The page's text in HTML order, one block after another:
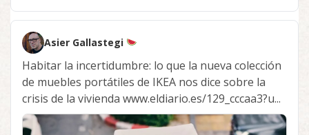
Asier Gallastegi
Habitar la incertidumbre: lo que la nueva colección
de muebles portátiles de IKEA nos dice sobre la
crisis de la vivienda www.eldiario.es/129_cccaa3?u...